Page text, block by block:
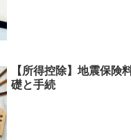
【所得控除】地震保険
礎と手続